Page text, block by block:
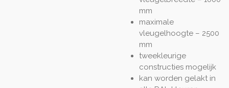
mm
maximale
vleugelhoogte – 2500
mm
tweekleurige
constructies mogelijk
kan worden gelakt in